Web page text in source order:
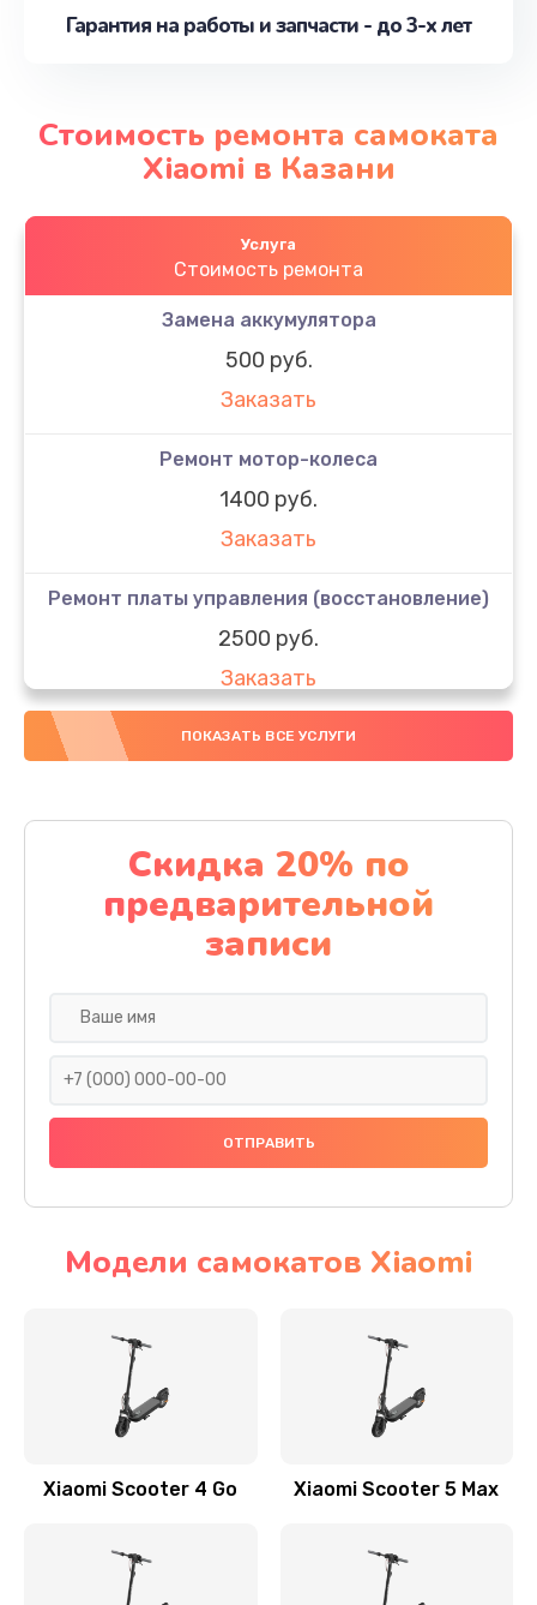
Гарантия на работы и запчасти - до 3-х лет
Стоимость ремонта самоката
Xiaomi в Казани
Услуга
Стоимость ремонта
Замена аккумулятора
500 руб.
Заказать
Ремонт мотор-колеса
1400 руб.
Заказать
Ремонт платы управления (восстановление)
2500 руб.
Заказать
Восстановление разъемов питания
Заказать
Замена корпуса
900 руб.
Заказать
Восстановление после попадания влаги
Замена датчика холла
Замена амортизаторов
ПОКАЗАТЬ ВСЕ УСЛУГИ
Скидка 20% по
предварительной
записи
Модели самокатов Xiaomi
Xiaomi Scooter 4 Go Xiaomi Scooter 5 Max